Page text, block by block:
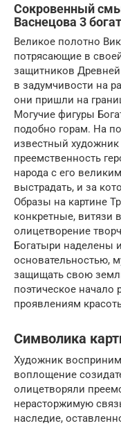
Сокровенный
Васнецова 3
Великое полотно
потрясающие в
защитников Древней
в задумчивости на
они пришли на
Могучие фигуры
подобно горам. На
известный
преемственность
народа с его
выстрадать, и за
Образы на картине
конкретные, витязи
олицетворение
Богатыри наделены
основательностью,
защищать свою
поэтическое начало
проявлениям
Символика
Художник
воплощение
олицетворяли
нерасторжимую
наследие,